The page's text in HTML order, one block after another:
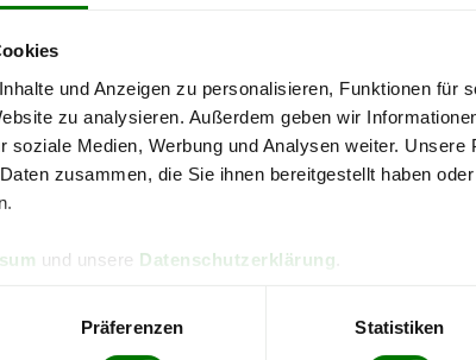
und Anzeigen zu personalisieren, Funktionen für
zu analysieren. Außerdem geben wir
soziale Medien, Werbung und Analysen weiter. Unsere
zusammen, die Sie ihnen bereitgestellt haben
und unsere Datenschutzerklärung
Präferenzen Statistiken
kostenlose
direkt online bestellen
aktuellen Stand